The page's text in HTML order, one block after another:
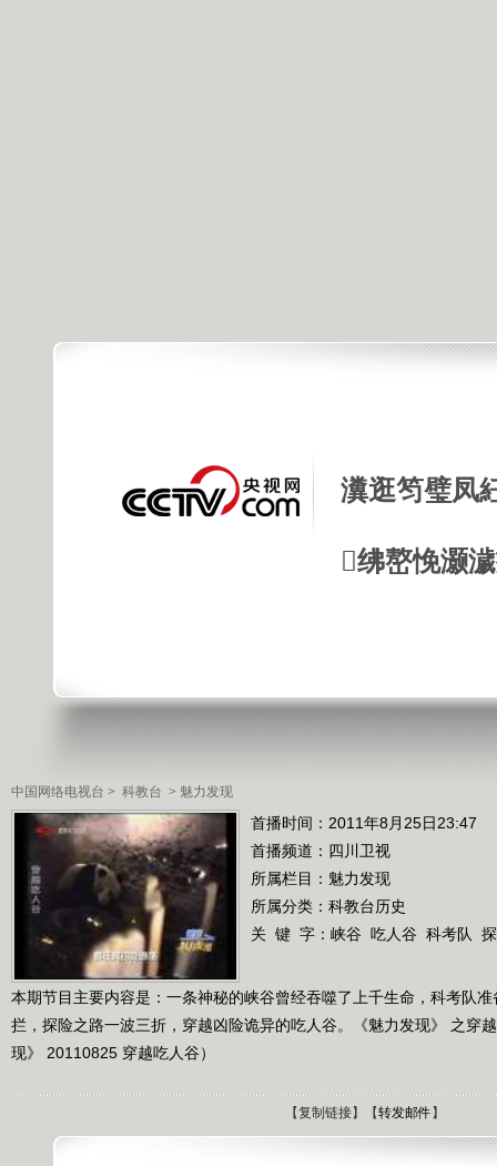
瀵逛笉璧凤
绋嶅悗灏
中国网络电视台 > 科教台 > 魅力发现
首播时间：2011年8月25日23:47
首播频道： 四川卫视
所属栏目： 魅力发现
所属分类：科教台历史
关 键 字： 峡谷 吃人谷 科考队
本期节目主要内容是：一条神秘的峡谷曾经吞噬了上千生命，科考队
拦，探险之路一波三折，穿越凶险诡异的吃人谷。《魅力发现》 之穿
现》 20110825 穿越吃人谷）
【复制链接】【转发邮件 】